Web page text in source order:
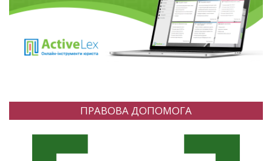
ПРАВОВА ДОПОМОГА